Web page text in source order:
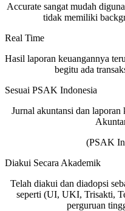
Accurate sangat mudah
tidak memiliki
Real Time
Hasil laporan keuangannya
begitu ada
Sesuai PSAK Indonesia
Jurnal akuntansi dan laporan
(PSAK
Diakui Secara Akademik
Telah diakui dan diadopsi
seperti (UI, UKI, Trisakti,
perguruan